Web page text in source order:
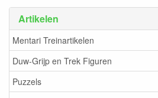
Artikelen
Mentari Treinartikelen
Duw-Grijp en Trek Figuren
Puzzels